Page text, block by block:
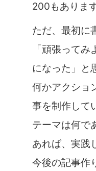
200もありま
ただ、最初に
「頑張って
になった」と
何かアクショ
事を制作して
テーマは何で
あれば、実践
今後の記事作